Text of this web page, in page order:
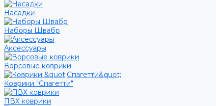
Насадки
Наборы Швабр
Аксессуары
Ворсовые коврики
Коврики "Спагетти"
ПВХ коврики